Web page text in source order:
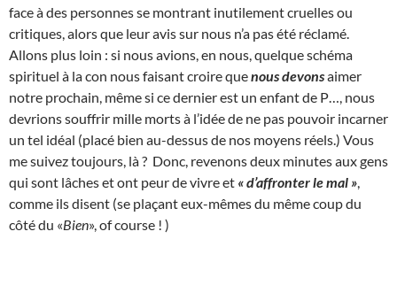
face à des personnes se montrant inutilement cruelles ou
critiques, alors que leur avis sur nous n’a pas été réclamé.
Allons plus loin : si nous avions, en nous, quelque schéma
spirituel à la con nous faisant croire quenous devonsaimer
notre prochain, même si ce dernier est un enfant de P…, nous
devrions souffrir mille morts à l’idée de ne pas pouvoir incarner
un tel idéal (placé bien au-dessus de nos moyens réels.) Vous
me suivez toujours, là ? Donc, revenons deux minutes aux gens
qui sont lâches et ont peur de vivre et « d’affronter le mal »
comme ils disent (se plaçant eux-mêmes du même coup du
côté du «Bien», of course ! )